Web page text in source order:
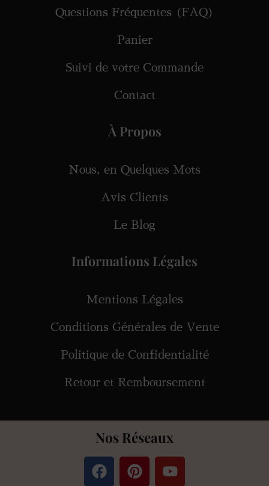
Questions Fréquentes (FAQ)
Panier
Suivi de votre Commande
Contact
À Propos
Nous, en Quelques Mots
Avis Clients
Le Blog
Informations Légales
Mentions Légales
Conditions Générales de Vente
Politique de Confidentialité
Retour et Remboursement
Nos Réseaux